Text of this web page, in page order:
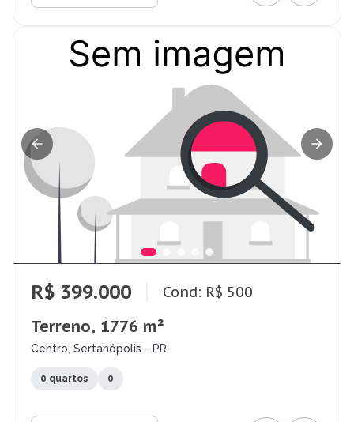
R$ 399.000 Cond: R$ 500
Terreno, 1776 m²
Centro, Sertanópolis - PR
0 quartos 0